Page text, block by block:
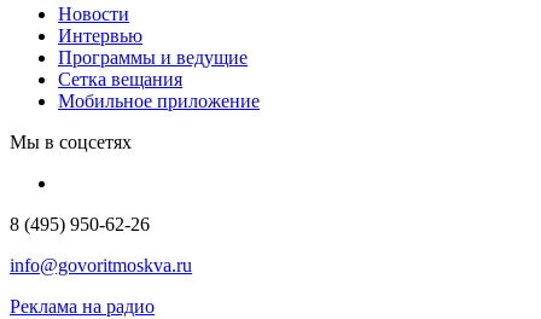
Новости
Интервью
Программы и ведущие
Сетка вещания
Мобильное приложение
Мы в соцсетях
8 (495) 950-62-26
info@govoritmoskva.ru
Реклама на радио